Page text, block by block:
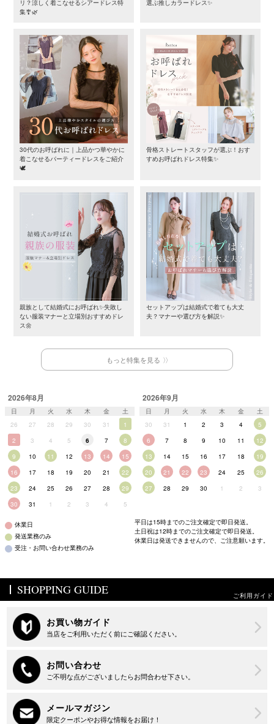
リ？涼しく着こなせるシアードレス特
集🎐🌿
選ぶ推しカラードレス✨
30代のお呼ばれに｜上品かつ華やかに
着こなせるパーティードレスをご紹介
🕊️
骨格ストレートスタッフが選ぶ！おす
すめお呼ばれドレス特集✨
親族として結婚式にお呼ばれ✨失敗し
ない服装マナーと立場別おすすめドレ
ス🌼
セットアップは結婚式で着ても大丈
夫？マナーや選び方を解説✨
もっと特集を見る
2026年8月
日 月 火 水 木 金
土
26
27 28 29 30 31
1
2
3 4 5 6 7
8
9
10 11 12 13 14
15
16
17 18 19 20 21
22
23
24 25 26 27 28
29
30
31 1 2 3 4 5
2026年9月
日 月 火 水 木 金
土
30
31 1 2 3 4
5
6
7 8 9 10 11
12
13
14 15 16 17 18
19
20
21 22 23 24 25
26
27
28 29 30 1 2 3
休業日
発送業務のみ
受注・お問い合わせ業務のみ
平日は15時までのご注文確定で即日発送。
土日祝は12時までのご注文確定で即日発送。
休業日は発送できませんので、ご注意願います。
SHOPPING GUIDE ご利用ガイド